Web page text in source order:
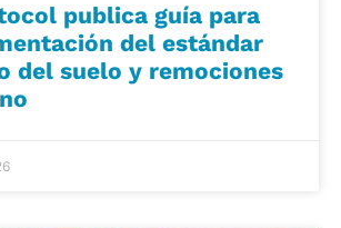
publica guía para
del estándar
del suelo y remociones